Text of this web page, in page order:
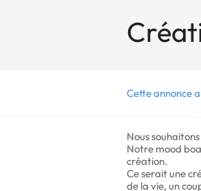
Cette annonce
Nous
Notre mood
création.
Ce serait une
de la vie, un